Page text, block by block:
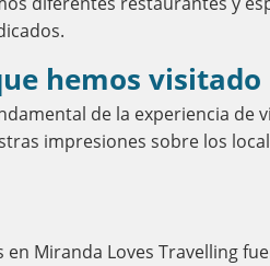
hemos visitado
de la experiencia de
impresiones sobre los
en Miranda Loves Travelling